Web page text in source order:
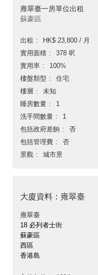
雍翠臺一房單位出租
蘇豪區
出租
HK$ 23,800 / 月
實用面積
378 呎
實用率
100%
樓盤類型
住宅
樓層
未知
睡房數量
1
洗手間數量
1
包括政府差餉
否
包括管理費
否
景觀
城市景
大廈資料：雍翠臺
雍翠臺
18 必列者士街
蘇豪區
西區
香港島